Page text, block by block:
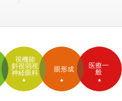
視機能
斜視弱視
神経眼科
眼形成
医療一
般